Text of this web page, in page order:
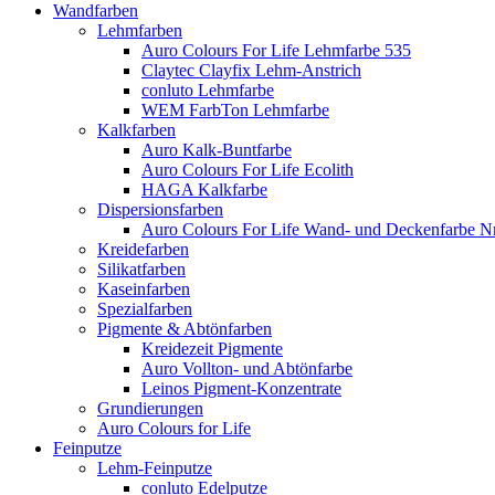
Wandfarben
Lehmfarben
Auro Colours For Life Lehmfarbe 535
Claytec Clayfix Lehm-Anstrich
conluto Lehmfarbe
WEM FarbTon Lehmfarbe
Kalkfarben
Auro Kalk-Buntfarbe
Auro Colours For Life Ecolith
HAGA Kalkfarbe
Dispersionsfarben
Auro Colours For Life Wand- und Deckenfarbe
Kreidefarben
Silikatfarben
Kaseinfarben
Spezialfarben
Pigmente & Abtönfarben
Kreidezeit Pigmente
Auro Vollton- und Abtönfarbe
Leinos Pigment-Konzentrate
Grundierungen
Auro Colours for Life
Feinputze
Lehm-Feinputze
conluto Edelputze